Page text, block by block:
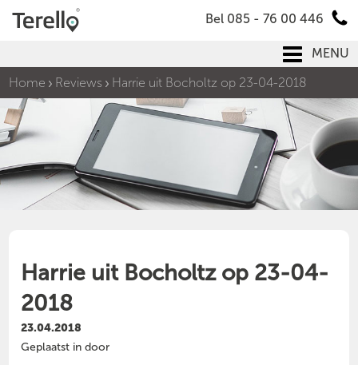
Bel 085 - 76 00 446
MENU
Home
Reviews Harrie uit Bocholtz op 23-04-2018
Harrie uit Bocholtz op 23-04-
2018
23.04.2018
Geplaatst in door